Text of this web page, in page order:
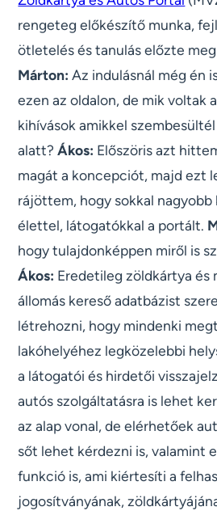
rengeteg előkészítő munka,
ötletelés és tanulás előzte
Márton: Az indulásnál még én
ezen az oldalon, de mik voltak
kihívások amikkel
alatt?Ákos: Előszöris azt
magát a koncepciót, majd ezt
rájöttem, hogy sokkal
élettel, látogatókkal a portált.
hogy tulajdonképpen miről is
Ákos: Eredetileg zöldkártya és
állomás kereső adatbázist
létrehozni, hogy mindenki
lakóhelyéhez legközelebbi
a látogatói és hirdetői
autós szolgáltatásra is lehet
az alap vonal, de elérhetőek
sőt lehet kérdezni is, valamint
funkció is, ami kiértesíti a
jogosítványának,